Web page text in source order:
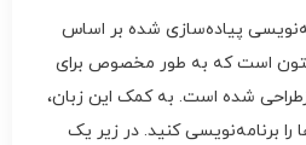
پیاده‌سازی شده بر اساس
است که به طور مخصوص برای
شده است. به کمک این زبان،
را برنامه‌نویسی کنید. در زیر یک